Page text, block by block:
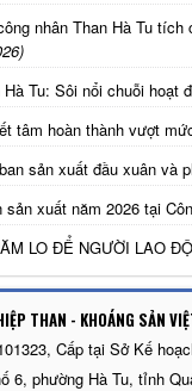
nhân Than Hà Tu
Tu: Sôi nổi chuỗi hoạt
tâm hoàn thành vượt
sản xuất đầu xuân và
xuất năm 2026 tại
LO ĐỂ NGƯỜI LAO
THAN - KHOÁNG SẢN
Cấp tại Sở Kế
6, phường Hà Tu, tỉnh